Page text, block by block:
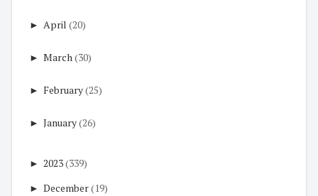
► April (20)
► March(30)
► February(25)
► January(26)
► 2023(339)
► December(19)